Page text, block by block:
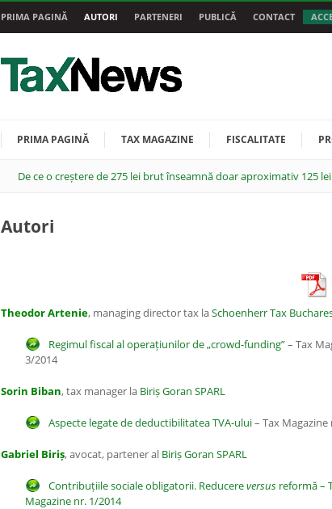
PRIMA PAGINĂ AUTORI PARTENERI PUBLICĂ CONTACT
PRIMA PAGINĂ TAX MAGAZINE FISCALITATE
De ce o creștere de 275 lei brut înseamnă doar aproximativ 125
Autori
Theodor Artenie, managing director tax laSchoenherr Tax
Regimul fiscal al operațiunilor de „crowd-funding”– Tax
3/2014
Sorin Biban, tax manager la Biriș Goran SPARL
Aspecte legate de deductibilitatea TVA-ului– Tax Magazine
Gabriel Biriș, avocat, partener al Biriș Goran SPARL
Contribuțiile sociale obligatorii. Reducereversus reformă –
Magazine nr. 1/2014